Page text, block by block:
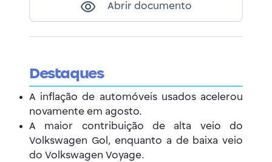
Abrir documento
Destaques
A inflação de automóveis usados acelerou
novamente em agosto.
A maior contribuição de alta veio do
Volkswagen Gol, enquanto a de baixa veio
do Volkswagen Voyage.